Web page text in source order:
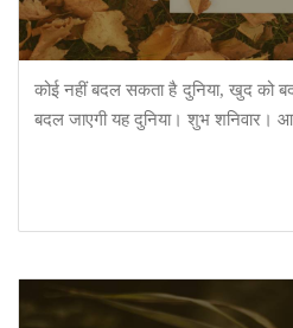
कोई नहीं बदल सकता है दुनिया, खुद को
बदल जाएगी यह दुनिया। शुभ शनिवार।